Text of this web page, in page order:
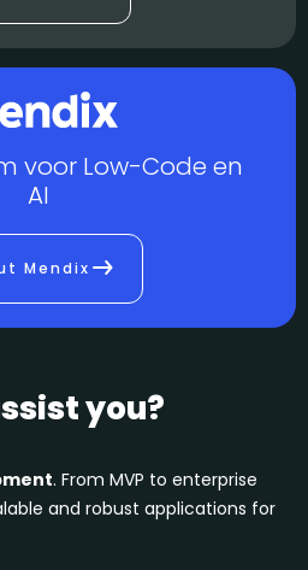
voor Low-Code en
AI
Mendix
you?
. From MVP to enterprise
and robust applications for